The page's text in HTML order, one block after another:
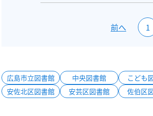
前へ 1
広島市立図書館 中央図書館 こども
安佐北区図書館
安芸区図書館 佐伯区